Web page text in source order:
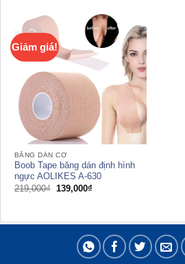
139,000₫.
Giảm giá!
BĂNG DÁN CƠ
Boob Tape băng dán định hình
ngực AOLIKES A-630
219,000₫ Giá
139,000₫Giá
139,000₫.